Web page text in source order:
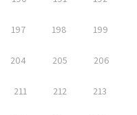
197 198 199
204 205 206
211 212 213